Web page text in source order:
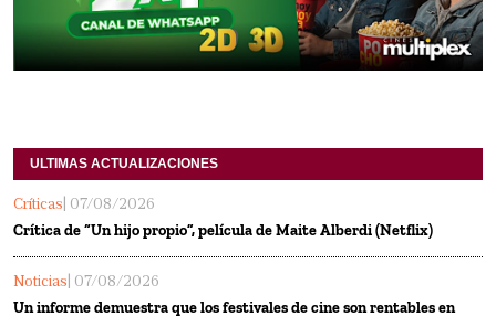
ULTIMAS ACTUALIZACIONES
Críticas | 07/08/2026
Crítica de “Un hijo propio”, película de Maite Alberdi (Netflix)
Noticias | 07/08/2026
Un informe demuestra que los festivales de cine son rentables en